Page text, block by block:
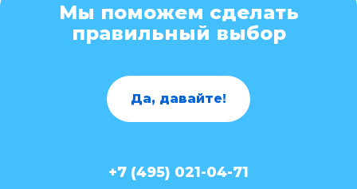
Мы поможем сделать
правильный выбор
Да, давайте!
+7 (495) 021-04-71